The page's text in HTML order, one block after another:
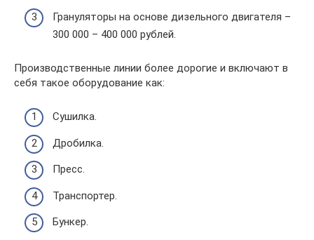
Грануляторы на основе дизельного двигателя –
300 000 – 400 000 рублей.
Производственные линии более дорогие и включают в
себя такое оборудование как:
Сушилка.
Дробилка.
Пресс.
Транспортер.
Бункер.